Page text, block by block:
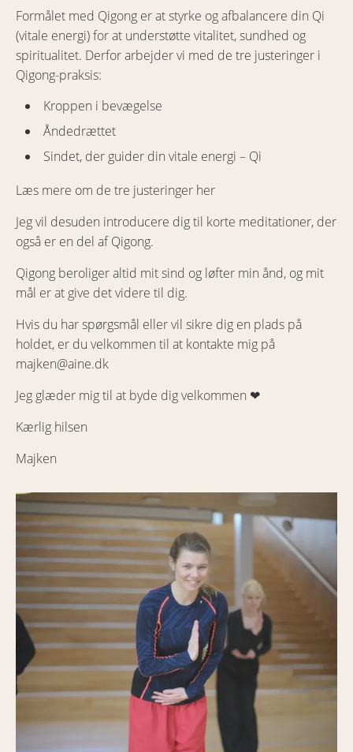
Formålet med Qigong er at styrke og afbalancere din Qi
(vitale energi) for at understøtte vitalitet, sundhed og
spiritualitet. Derfor arbejder vi med de tre justeringer i
Qigong-praksis:
Kroppen i bevægelse
Åndedrættet
Sindet, der guider din vitale energi – Qi
Læs mere om de tre justeringer her
Jeg vil desuden introducere dig til korte meditationer, der
også er en del af Qigong.
Qigong beroliger altid mit sind og løfter min ånd, og mit
mål er at give det videre til dig.
Hvis du har spørgsmål eller vil sikre dig en plads på
holdet, er du velkommen til at kontakte mig på
majken@aine.dk
Jeg glæder mig til at byde dig velkommen ❤
Kærlig hilsen
Majken